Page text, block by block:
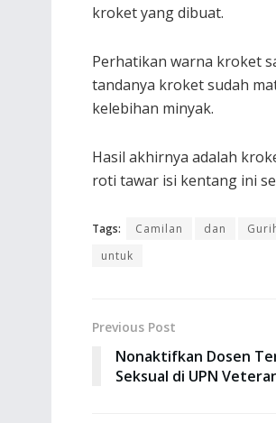
kroket yang dibuat.
Perhatikan warna kroket
tandanya kroket sudah
kelebihan minyak.
Hasil akhirnya adalah
roti tawar isi kentang ini
Tags: Camilan dan
untuk
Previous Post
Nonaktifkan Dosen
Seksual di UPN